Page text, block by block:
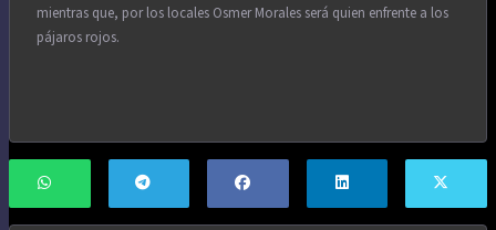
mientras que, por los locales Osmer Morales será quien enfrente a los
pájaros rojos.